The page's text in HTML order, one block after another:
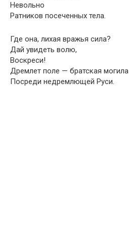
Невольно
Ратников посеченных тела.
Где она, лихая вражья сила?
Дай увидеть волю,
Воскреси!
Дремлет поле — братская могила
Посреди недремлющей Руси.